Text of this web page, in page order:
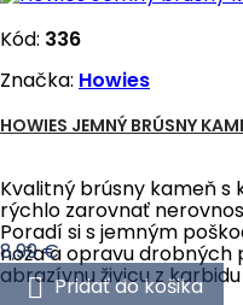
Kód: 336
Značka: Howies
HOWIES JEMNÝ BRÚSNY
Kvalitný brúsny kameň
rýchlo zarovnať
Poradí si s jemným
noža a opravu drobných
abrazívnu živicu z
Cena
8,99 €
 Pridať do košika